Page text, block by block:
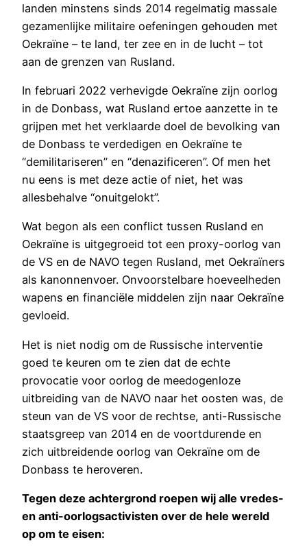
landen minstens sinds 2014 regelmatig massale
gezamenlijke militaire oefeningen gehouden met
Oekraïne – te land, ter zee en in de lucht – tot
aan de grenzen van Rusland.
In februari 2022 verhevigde Oekraïne zijn oorlog
in de Donbass, wat Rusland ertoe aanzette in te
grijpen met het verklaarde doel de bevolking van
de Donbass te verdedigen en Oekraïne te
“demilitariseren” en “denazificeren”. Of men het
nu eens is met deze actie of niet, het was
allesbehalve “onuitgelokt”.
Wat begon als een conflict tussen Rusland en
Oekraïne is uitgegroeid tot een proxy-oorlog van
de VS en de NAVO tegen Rusland, met Oekraïners
als kanonnenvoer. Onvoorstelbare hoeveelheden
wapens en financiële middelen zijn naar Oekraïne
gevloeid.
Het is niet nodig om de Russische interventie
goed te keuren om te zien dat de echte
provocatie voor oorlog de meedogenloze
uitbreiding van de NAVO naar het oosten was, de
steun van de VS voor de rechtse, anti-Russische
staatsgreep van 2014 en de voortdurende en
zich uitbreidende oorlog van Oekraïne om de
Donbass te heroveren.
Tegen deze achtergrond roepen wij alle vredes-
en anti-oorlogsactivisten over de hele wereld
op om te eisen: